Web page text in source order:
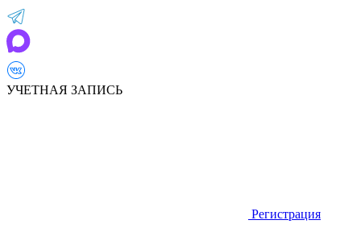
УЧЕТНАЯ ЗАПИСЬ
Регистрация